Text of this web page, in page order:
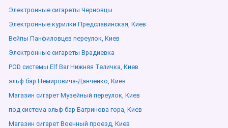
Электронные сигареты Черновцы
Электронные курилки Предславинская, Киев
Вейпы Панфиловцев переулок, Киев
Электронные сигареты Врадиевка
POD системы Elf Bar Нижняя Теличка, Киев
эльф бар Немировича-Данченко, Киев
Магазин сигарет Музейный переулок, Киев
под система эльф бар Багринова гора, Киев
Магазин сигарет Военный проезд, Киев